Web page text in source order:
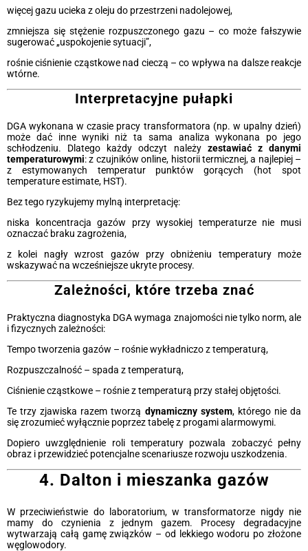
więcej gazu ucieka z oleju do przestrzeni nadolejowej,
zmniejsza się stężenie rozpuszczonego gazu – co może fałszywie
sugerować „uspokojenie sytuacji”,
rośnie ciśnienie cząstkowe nad cieczą – co wpływa na dalsze reakcje
wtórne.
Interpretacyjne pułapki
DGA wykonana w czasie pracy transformatora (np. w upalny dzień)
może dać inne wyniki niż ta sama analiza wykonana po jego
schłodzeniu. Dlatego każdy odczyt należy zestawiać z danymi
temperaturowymi: z czujników online, historii termicznej, a najlepiej –
z estymowanych temperatur punktów gorących (hot spot
temperature estimate, HST).
Bez tego ryzykujemy mylną interpretację:
niska koncentracja gazów przy wysokiej temperaturze nie musi
oznaczać braku zagrożenia,
z kolei nagły wzrost gazów przy obniżeniu temperatury może
wskazywać na wcześniejsze ukryte procesy.
Zależności, które trzeba znać
Praktyczna diagnostyka DGA wymaga znajomości nie tylko norm, ale
i fizycznych zależności:
Tempo tworzenia gazów – rośnie wykładniczo z temperaturą,
Rozpuszczalność – spada z temperaturą,
Ciśnienie cząstkowe – rośnie z temperaturą przy stałej objętości.
Te trzy zjawiska razem tworzą dynamiczny system, którego nie da
się zrozumieć wyłącznie poprzez tabelę z progami alarmowymi.
Dopiero uwzględnienie roli temperatury pozwala zobaczyć pełny
obraz i przewidzieć potencjalne scenariusze rozwoju uszkodzenia.
4. Dalton i mieszanka gazów
W przeciwieństwie do laboratorium, w transformatorze nigdy nie
mamy do czynienia z jednym gazem. Procesy degradacyjne
wytwarzają całą gamę związków – od lekkiego wodoru po złożone
węglowodory.